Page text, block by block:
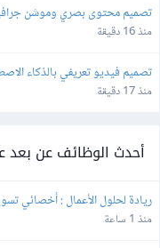
تصميم محتوى بصري وموشن
منذ 16 دقيقة
تصميم فيديو تعريفي بالذكاء
منذ 17 دقيقة
أحدث الوظائف عن بعد
ريادة لحلول الأعمال : أخصائي
منذ 1 ساعة